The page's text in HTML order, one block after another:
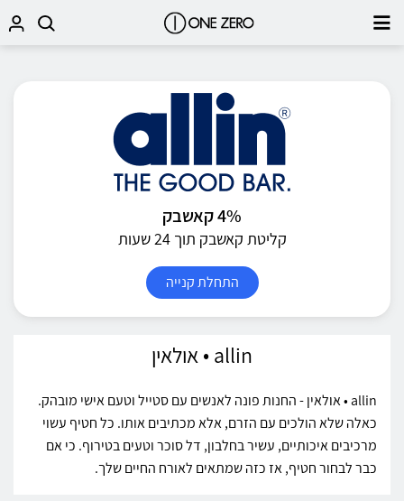
4% קאשבק
קליטת קאשבק תוך 24 שעות
התחלת קנייה
allin • אולאין
allin • אולאין - החנות פונה לאנשים עם סטייל וטעם אישי מובהק.
כאלה שלא הולכים עם הזרם, אלא מכתיבים אותו. כל חטיף עשוי
מרכיבים איכותיים, עשיר בחלבון, דל סוכר וטעים בטירוף. כי אם
כבר לבחור חטיף, אז כזה שמתאים לאורח החיים שלך.